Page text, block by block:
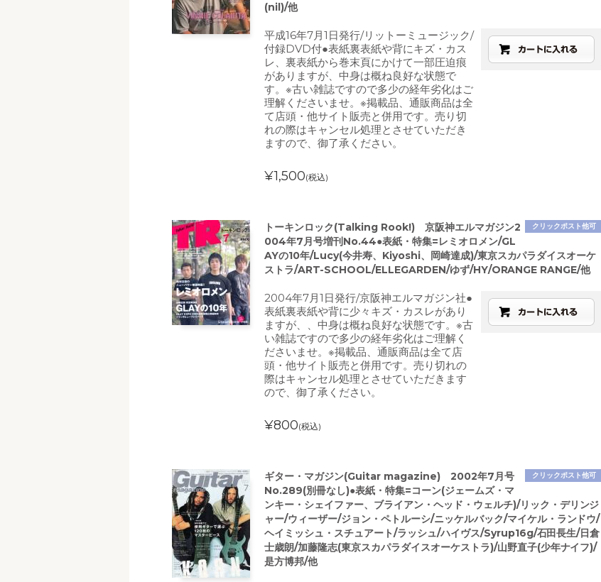
(nil)/他
平成16年7月1日発行/リットーミュージック/
付録DVD付●表紙裏表紙や背にキズ・カス
レ、裏表紙から巻末頁にかけて一部圧迫痕
がありますが、中身は概ね良好な状態で
す。※古い雑誌ですので多少の経年劣化はご
理解くださいませ。※掲載品、通販商品は全
て店頭・他サイト販売と併用です。売り切
れの際はキャンセル処理とさせていただき
ますので、御了承ください。
¥1,500(税込)
クリックポスト他可
トーキンロック(Talking Rook!) 京阪神エルマガジン2
004年7月号増刊No.44●表紙・特集=レミオロメン/GL
AYの10年/Lucy(今井寿、Kiyoshi、岡崎達成)/東京スカパラダイスオーケ
ストラ/ART-SCHOOL/ELLEGARDEN/ゆず/HY/ORANGE RANGE/他
2004年7月1日発行/京阪神エルマガジン社●
表紙裏表紙や背に少々キズ・カスレがあり
ますが、、中身は概ね良好な状態です。※古
い雑誌ですので多少の経年劣化はご理解く
ださいませ。※掲載品、通販商品は全て店
頭・他サイト販売と併用です。売り切れの
際はキャンセル処理とさせていただきます
ので、御了承ください。
¥800(税込)
クリックポスト他可
ギター・マガジン(Guitar magazine) 2002年7月号
No.289(別冊なし)●表紙・特集=コーン(ジェームズ・マ
ンキー・シェイファー、ブライアン・ヘッド・ウェルチ)/リック・デリンジ
ャー/ウィーザー/ジョン・ペトルーシ/ニッケルバック/マイケル・ランドウ/
ヘイミッシュ・スチュアート/ラッシュ/ハイヴス/Syrup16g/石田長生/日倉
士歳朗/加藤隆志(東京スカパラダイスオーケストラ)/山野直子(少年ナイフ)/
是方博邦/他